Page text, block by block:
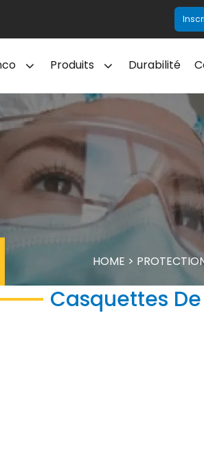
Produits Durabilité
HOME >
Casquettes